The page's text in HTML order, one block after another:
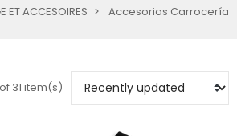
ET ACCESOIRES Accesorios Carrocería
31 item(s)